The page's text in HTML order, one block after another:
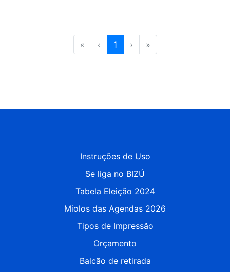
« ‹ 1 › »
Instruções de Uso
Se liga no BIZÚ
Tabela Eleição 2024
Miolos das Agendas 2026
Tipos de Impressão
Orçamento
Balcão de retirada